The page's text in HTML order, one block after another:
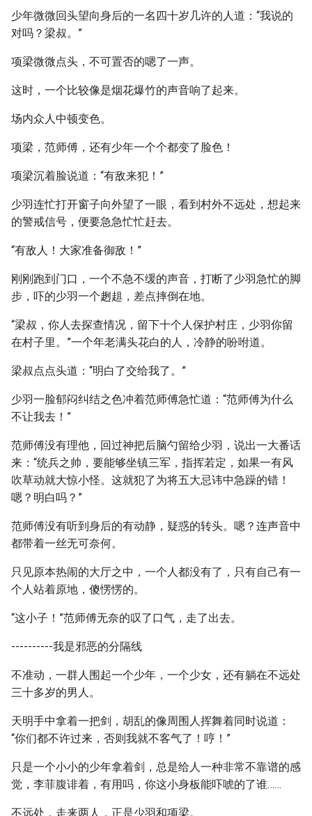
少年微微回头望向身后的一名四十岁几许的人道：“我说的
对吗？梁叔。”
项梁微微点头，不可置否的嗯了一声。
这时，一个比较像是烟花爆竹的声音响了起来。
场内众人中顿变色。
项梁，范师傅，还有少年一个个都变了脸色！
项梁沉着脸说道：“有敌来犯！”
少羽连忙打开窗子向外望了一眼，看到村外不远处，想起来
的警戒信号，便要急急忙忙赶去。
“有敌人！大家准备御敌！”
刚刚跑到门口，一个不急不缓的声音，打断了少羽急忙的脚
步，吓的少羽一个趔趄，差点摔倒在地。
“梁叔，你人去探查情况，留下十个人保护村庄，少羽你留
在村子里。”一个年老满头花白的人，冷静的吩咐道。
梁叔点点头道：“明白了交给我了。”
少羽一脸郁闷纠结之色冲着范师傅急忙道：“范师傅为什么
不让我去！”
范师傅没有理他，回过神把后脑勺留给少羽，说出一大番话
来：“统兵之帅，要能够坐镇三军，指挥若定，如果一有风
吹草动就大惊小怪。这就犯了为将五大忌讳中急躁的错！
嗯？明白吗？”
范师傅没有听到身后的有动静，疑惑的转头。嗯？连声音中
都带着一丝无可奈何。
只见原本热闹的大厅之中，一个人都没有了，只有自己有一
个人站着原地，傻愣愣的。
“这小子！”范师傅无奈的叹了口气，走了出去。
----------我是邪恶的分隔线
不准动，一群人围起一个少年，一个少女，还有躺在不远处
三十多岁的男人。
天明手中拿着一把剑，胡乱的像周围人挥舞着同时说道：
“你们都不许过来，否则我就不客气了！哼！”
只是一个小小的少年拿着剑，总是给人一种非常不靠谱的感
觉，李菲腹诽着，有用吗，你这小身板能吓唬的了谁……
不远处，走来两人，正是少羽和项梁。